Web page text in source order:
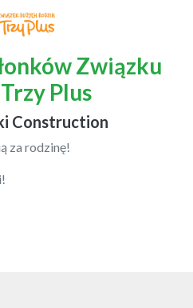
Związku
Plus
Construction
za rodzinę!